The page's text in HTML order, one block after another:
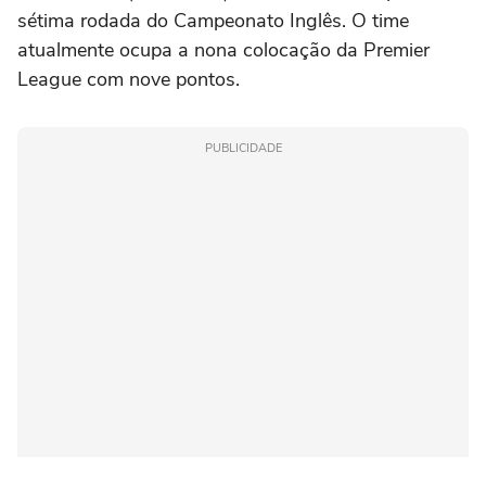
sétima rodada do Campeonato Inglês. O time
atualmente ocupa a nona colocação da Premier
League com nove pontos.
PUBLICIDADE